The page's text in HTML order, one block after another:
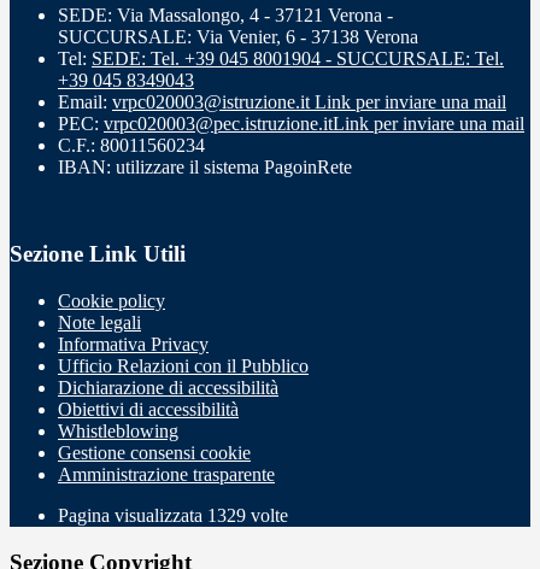
SEDE: Via Massalongo, 4 - 37121 Verona -
SUCCURSALE: Via Venier, 6 - 37138 Verona
Tel: SEDE: Tel. +39 045 8001904 - SUCCURSALE: Tel.
+39 045 8349043
Email: vrpc020003@istruzione.it Link per inviare una mail
PEC: vrpc020003@pec.istruzione.itLink per inviare una mail
C.F.: 80011560234
IBAN: utilizzare il sistema PagoinRete
Sezione Link Utili
Cookie policy
Note legali
Informativa Privacy
Ufficio Relazioni con il Pubblico
Dichiarazione di accessibilità
Obiettivi di accessibilità
Whistleblowing
Gestione consensi cookie
Amministrazione trasparente
Pagina visualizzata 1329 volte
Sezione Copyright